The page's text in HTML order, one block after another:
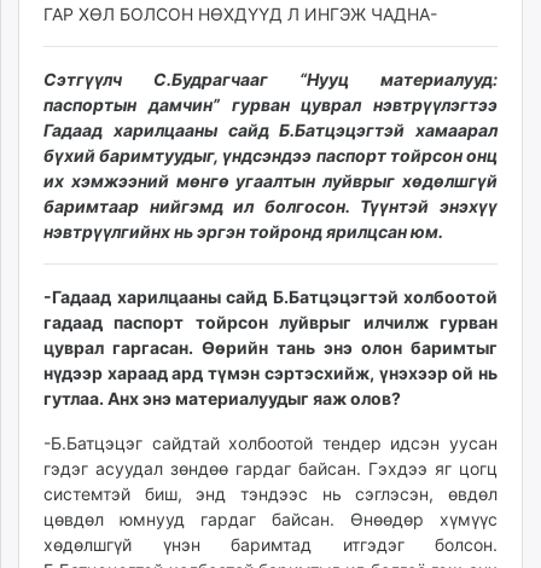
shuurhai.mn
unuudur.mn
isee.mn
mglradio.com
fact.mn
itoim.mn
tumen.mn
shuum.mn
times.mn
tvmongolia.mn
mass.mn
unegui.mn
assa.mn
toim.mn
tac.mn
paparazzi.mn
unread.today
ГАР ХӨЛ БОЛСОН НӨХДҮҮД Л ИНГЭЖ ЧАДНА-
Сэтгүүлч С.Будрагчааг “Нууц материалууд:
паспортын дамчин” гурван цуврал нэвтрүүлэгтээ
Гадаад харилцааны сайд Б.Батцэцэгтэй хамаарал
бүхий баримтуудыг, үндсэндээ паспорт тойрсон онц
их хэмжээний мөнгө угаалтын луйврыг хөдөлшгүй
баримтаар нийгэмд ил болгосон. Түүнтэй энэхүү
нэвтрүүлгийнх нь эргэн тойронд ярилцсан юм.
-Гадаад харилцааны сайд Б.Батцэцэгтэй холбоотой
гадаад паспорт тойрсон луйврыг илчилж гурван
цуврал гаргасан. Өөрийн тань энэ олон баримтыг
нүдээр хараад ард түмэн сэртэсхийж, үнэхээр ой нь
гутлаа. Анх энэ материалуудыг яаж олов?
-Б.Батцэцэг сайдтай холбоотой тендер идсэн уусан
гэдэг асуудал зөндөө гардаг байсан. Гэхдээ яг цогц
системтэй биш, энд тэндээс нь сэглэсэн, өвдөл
цөвдөл юмнууд гардаг байсан. Өнөөдөр хүмүүс
хөдөлшгүй үнэн баримтад итгэдэг болсон.